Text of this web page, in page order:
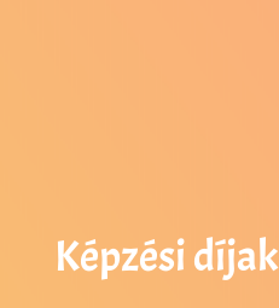
Képzési díjak